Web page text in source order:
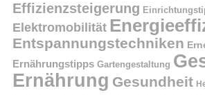
Effizienzsteigerung
Elektromobilität
Entspannungstechniken
Ernährungstipps Gartengestaltung
Ernährung Gesundheit